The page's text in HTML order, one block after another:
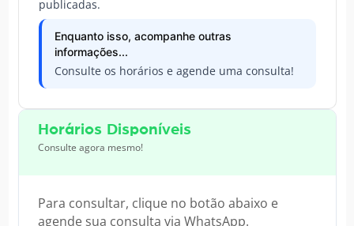
publicadas.
Enquanto isso, acompanhe outras
informações...
Consulte os horários e agende uma consulta!
Horários Disponíveis
Consulte agora mesmo!
Para consultar, clique no botão abaixo e
agende sua consulta via WhatsApp.